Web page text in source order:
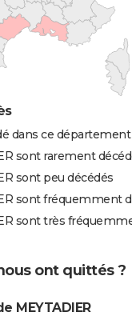
dans ce département
sont rarement
sont peu décédés
sont fréquemment
sont très
ont quittés ?
MEYTADIER